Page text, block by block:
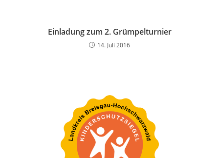
Einladung zum 2. Grümpelturnier
14. Juli 2016